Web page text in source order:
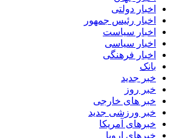
اخبار دولتی
اخبار رئیس جمهور
اخبار سیاست
اخبار سیاسی
اخبار فرهنگی
بانک
خبر جدید
خبر روز
خبر های خارجی
خبر ورزشی جدید
خبرهای آمریکا
خبرهای اروپا